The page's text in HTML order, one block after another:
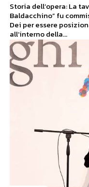
Storia dell’opera: La
Baldacchino” fu
Dei per essere
all’interno della...